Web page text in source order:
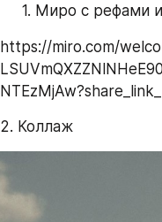
Миро с рефами
https://miro.com/
2. Коллаж